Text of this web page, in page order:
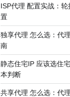
ISP代理 配置实战：
置
独享代理 怎么选：代
南
静态住宅IP 应该选住
本判断
共享代理 怎么选：代